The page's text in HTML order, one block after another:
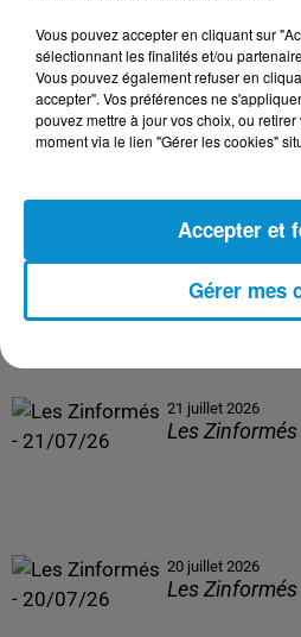
23 juillet 2026
Les
21 juillet 2026
Les
20 juillet 2026
Les
Vous pouvez accepter en cliquant sur
sélectionnant les finalités et/ou
Vous pouvez également refuser en
accepter". Vos préférences ne
pouvez mettre à jour vos choix, ou
moment via le lien "Gérer les cookies"
Gérer mes
Accepter et